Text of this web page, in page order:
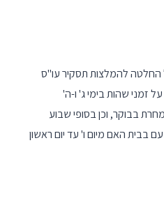
תוקף של החלטה להמלצות תסקיר עו"ס
הומלץ על זמני שהות בימי ג' ו-ה'
בבוקר, וכן בסופי שבוע
בבית האם מיום ו' עד יום ראשון